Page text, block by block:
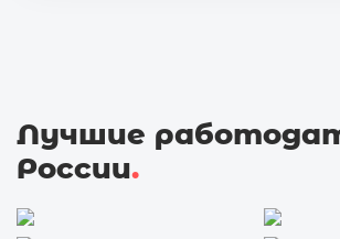
Лучшие
России.